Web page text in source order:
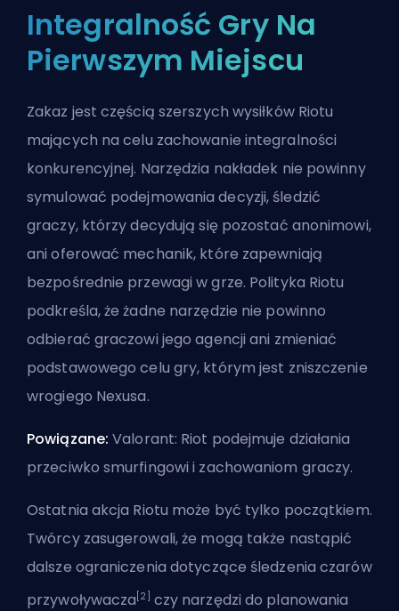
Integralność Gry Na
Pierwszym Miejscu
Zakaz jest częścią szerszych wysiłków Riotu
mających na celu zachowanie integralności
konkurencyjnej. Narzędzia nakładek nie powinny
symulować podejmowania decyzji, śledzić
graczy, którzy decydują się pozostać anonimowi,
ani oferować mechanik, które zapewniają
bezpośrednie przewagi w grze. Polityka Riotu
podkreśla, że żadne narzędzie nie powinno
odbierać graczowi jego agencji ani zmieniać
podstawowego celu gry, którym jest zniszczenie
wrogiego Nexusa.
Powiązane: Valorant: Riot podejmuje działania
przeciwko smurfingowi i zachowaniom graczy.
Ostatnia akcja Riotu może być tylko początkiem.
Twórcy zasugerowali, że mogą także nastąpić
dalsze ograniczenia dotyczące śledzenia czarów
przywoływacza [2] czy narzędzi do planowania